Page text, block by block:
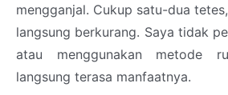
mengganjal. Cukup satu-dua
langsung berkurang. Saya tidak
atau menggunakan metode
langsung terasa manfaatnya.